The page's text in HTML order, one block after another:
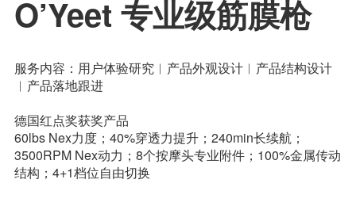
O’Yeet 专业级筋膜枪
服务内容：用户体验研究︱产品外观设计︱产品结构设计
︱产品落地跟进
德国红点奖获奖产品
60lbs Nex力度；40%穿透力提升；240min长续航；
3500RPM Nex动力；8个按摩头专业附件；100%金属传动
结构；4+1档位自由切换